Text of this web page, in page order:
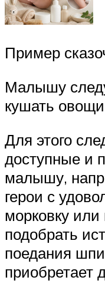
Пример
Малышу
кушать
Для этого
доступные и
малышу,
герои с
морковку
подобрать
поедания
приобретает